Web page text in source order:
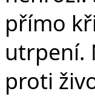
přímo
utrpení.
proti